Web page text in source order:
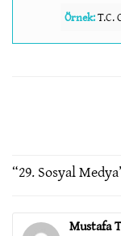
Örnek:T.C.
“29. Sosyal Medya
Mustafa